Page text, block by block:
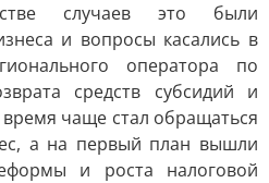
случаев это были
и вопросы касались в
оператора по
средств субсидий и
время чаще стал обращаться
а на первый план вышли
и роста налоговой